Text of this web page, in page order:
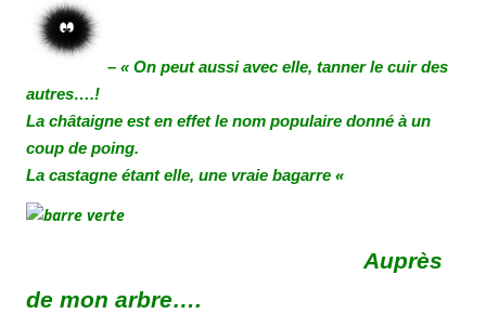
– « On peut aussi avec elle, tanner le cuir des
autres….!
La châtaigne est en effet le nom populaire donné à un
coup de poing.
La castagne étant elle, une vraie bagarre «
Auprès
de mon arbre….